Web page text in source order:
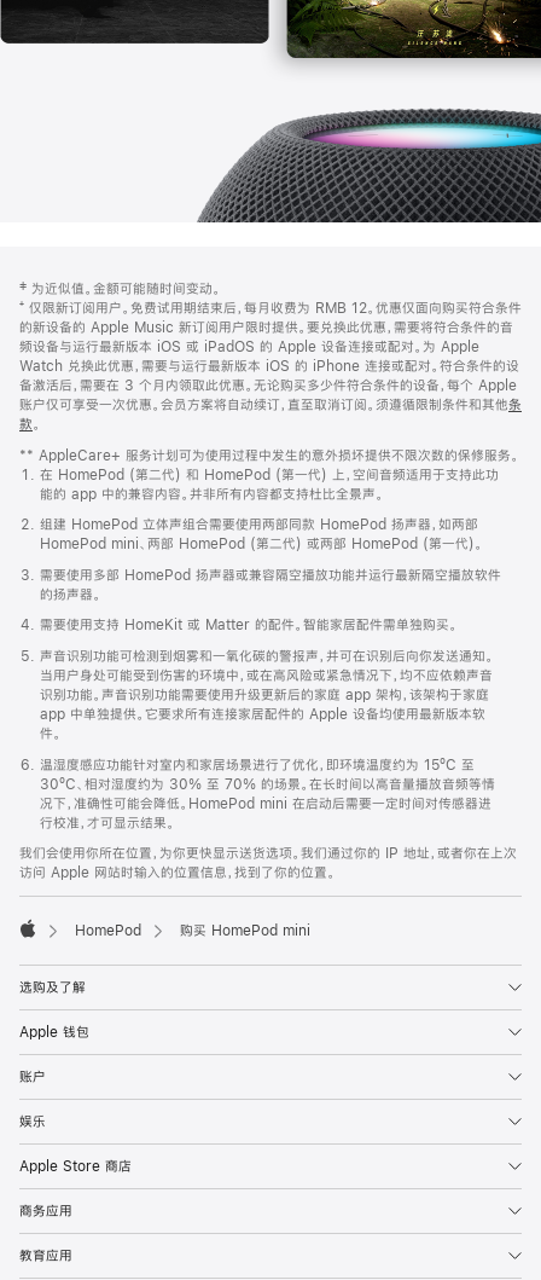
页
页
脚
注
‡ 为近似值。金额可能随时间变动。
⁺ 仅限新订阅用户。免费试用期结束后，每月收费为 RMB 12。优惠仅面向购买符合条件
的新设备的 Apple Music 新订阅用户限时提供。要兑换此优惠，需要将符合条件的音
频设备与运行最新版本 iOS 或 iPadOS 的 Apple 设备连接或配对。为 Apple
Watch 兑换此优惠，需要与运行最新版本 iOS 的 iPhone 连接或配对。符合条件的设
备激活后，需要在 3 个月内领取此优惠。无论购买多少件符合条件的设备，每个 Apple
账户仅可享受一次优惠。会员方案将自动续订，直至取消订阅。须遵循限制条件和其他条
款。
窗
口
中
打
开)
** AppleCare+ 服务计划可为使用过程中发生的意外损坏提供不限次数的保修服务。
在 HomePod (第二代) 和 HomePod (第一代) 上，空间音频适用于支持此功
能的 app 中的兼容内容。并非所有内容都支持杜比全景声。
组建 HomePod 立体声组合需要使用两部同款 HomePod 扬声器，如两部
HomePod mini、两部 HomePod (第二代) 或两部 HomePod (第一代)。
需要使用多部 HomePod 扬声器或兼容隔空播放功能并运行最新隔空播放软件
的扬声器。
需要使用支持 HomeKit 或 Matter 的配件。智能家居配件需单独购买。
声音识别功能可检测到烟雾和一氧化碳的警报声，并可在识别后向你发送通知。
当用户身处可能受到伤害的环境中，或在高风险或紧急情况下，均不应依赖声音
识别功能。声音识别功能需要使用升级更新后的家庭 app 架构，该架构于家庭
app 中单独提供。它要求所有连接家居配件的 Apple 设备均使用最新版本软
件。
温湿度感应功能针对室内和家居场景进行了优化，即环境温度约为 15ºC 至
30ºC、相对湿度约为 30% 至 70% 的场景。在长时间以高音量播放音频等情
况下，准确性可能会降低。HomePod mini 在启动后需要一定时间对传感器进
行校准，才可显示结果。
我们会使用你所在位置，为你更快显示送货选项。我们通过你的 IP 地址，或者你在上次
访问 Apple 网站时输入的位置信息，找到了你的位置。
HomePod 购买 HomePod mini
选购及了解
Apple 钱包
账户
娱乐
Apple Store 商店
商务应用
教育应用